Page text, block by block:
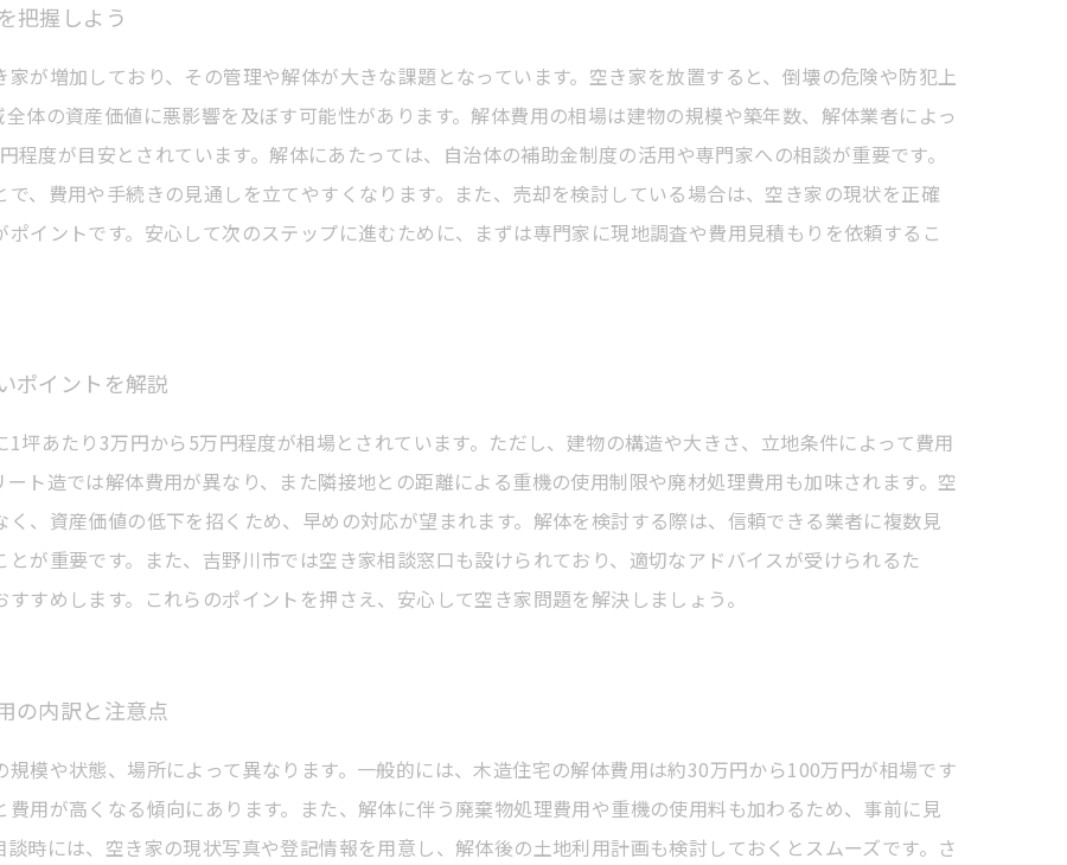
の空き家解体費用と相談のポイントを踏まえた賢い不動産売却のすすめ
把握しよう
が増加しており、その管理や解体が大きな課題となっています。空き家を放置すると、倒壊の危険や防犯上
体の資産価値に悪影響を及ぼす可能性があります。解体費用の相場は建物の規模や築年数、解体業者によっ
度が目安とされています。解体にあたっては、自治体の補助金制度の活用や専門家への相談が重要です。
、費用や手続きの見通しを立てやすくなります。また、売却を検討している場合は、空き家の現状を正確
イントです。安心して次のステップに進むために、まずは専門家に現地調査や費用見積もりを依頼するこ
ポイントを解説
坪あたり3万円から5万円程度が相場とされています。ただし、建物の構造や大きさ、立地条件によって費用
ト造では解体費用が異なり、また隣接地との距離による重機の使用制限や廃材処理費用も加味されます。空
、資産価値の低下を招くため、早めの対応が望まれます。解体を検討する際は、信頼できる業者に複数見
が重要です。また、吉野川市では空き家相談窓口も設けられており、適切なアドバイスが受けられるた
すめします。これらのポイントを押さえ、安心して空き家問題を解決しましょう。
の内訳と注意点
模や状態、場所によって異なります。一般的には、木造住宅の解体費用は約30万円から100万円が相場です
用が高くなる傾向にあります。また、解体に伴う廃棄物処理費用や重機の使用料も加わるため、事前に見
時には、空き家の現状写真や登記情報を用意し、解体後の土地利用計画も検討しておくとスムーズです。さ